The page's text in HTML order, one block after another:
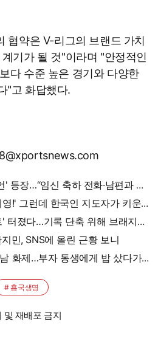
협약은 V-리그의 브랜드 가치
기가 될 것"이라며 "안정적인
다 수준 높은 경기와 다양한
"고 화답했다.
민, SNS에 올린 근황 보니
# 흥국생명
재배포 금지